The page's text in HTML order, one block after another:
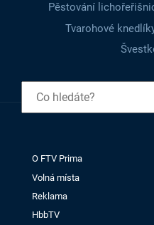
Pěstování
Tvarohové
O FTV Prima
Volná místa
Reklama
HbbTV